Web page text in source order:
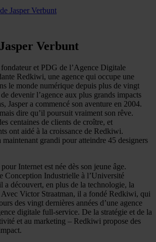
Jasper Verbunt
Verbunt
fondateur et PDG de l’Agence Digitale
Redkiwi, une agence qui occupe une
le monde numérique depuis plus de vingt
devenir l’agence aux plus grands impacts
Jasper a commencé son aventure en 2004.
dire qu’il poursuit vraiment son rêve.
centaines de clients de croître, et
ont aidé à la croissance de Redkiwi.
maintenant grandi pour atteindre 45 designers
Internet est née dès son jeune âge.
Conception Industrielle à l’Université
a découvert, en plus de la technologie, la
Avec Victor Straatman, il a fondé Redkiwi, qui
des vingt dernières années d’une agence
digitale full-service. De la stratégie et de la
et au marketing – Redkiwi propose des